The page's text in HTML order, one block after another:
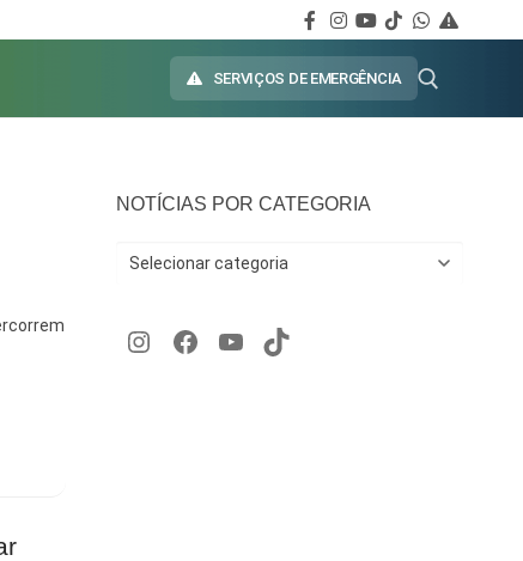
SERVIÇOS DE EMERGÊNCIA
NOTÍCIAS POR CATEGORIA